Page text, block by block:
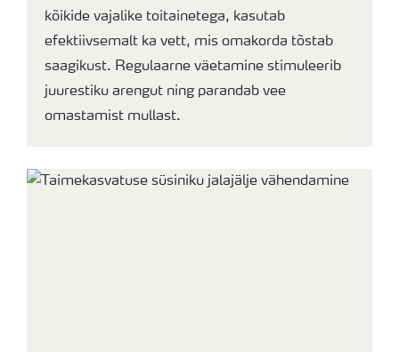
kõikide vajalike toitainetega, kasutab
efektiivsemalt ka vett, mis omakorda tõstab
saagikust. Regulaarne väetamine stimuleerib
juurestiku arengut ning parandab vee
omastamist mullast.